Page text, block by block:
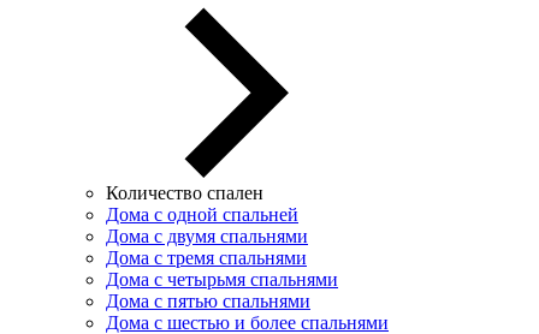
Количество спален
Дома с одной спальней
Дома с двумя спальнями
Дома с тремя спальнями
Дома с четырьмя спальнями
Дома с пятью спальнями
Дома с шестью и более спальнями